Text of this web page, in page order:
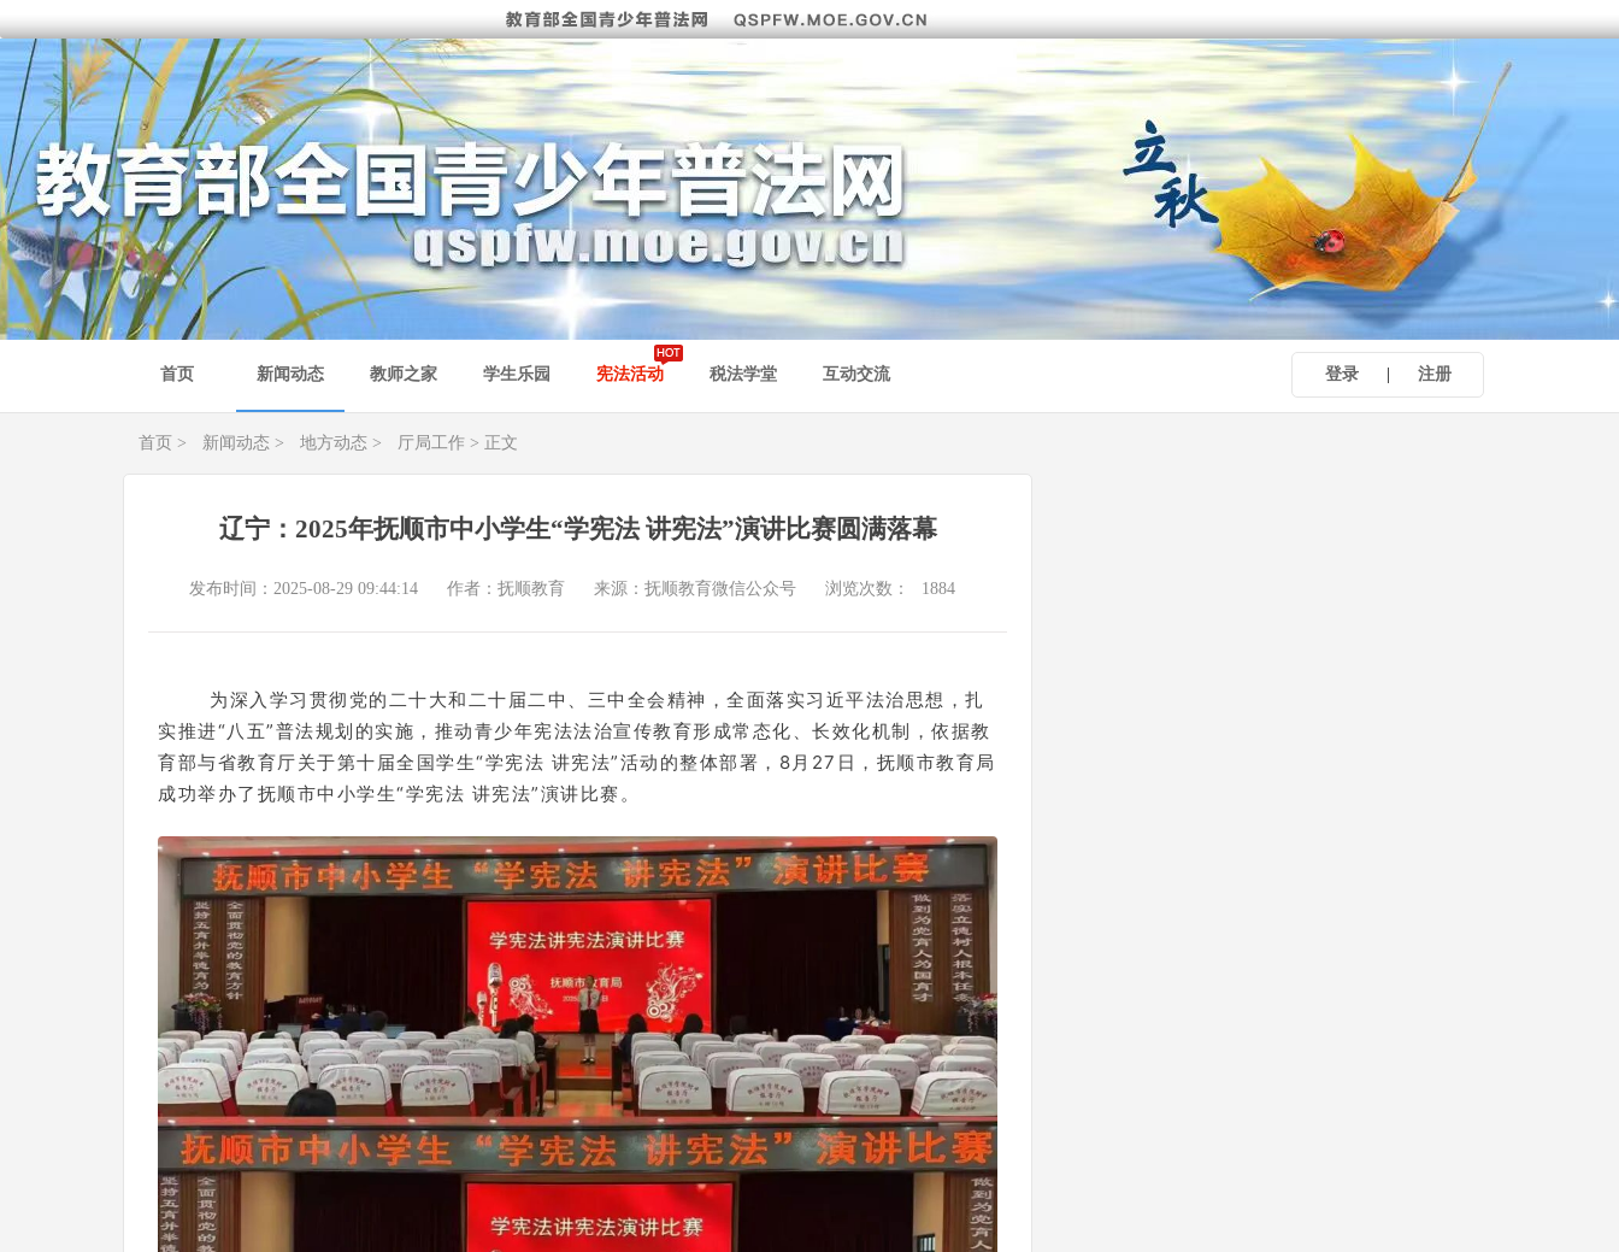
首页 新闻动态 教师之家 学生乐园 宪法活动 税法学堂 互动交流 登录 注册
首页 > 新闻动态 > 地方动态 > 厅局工作 > 正文
辽宁：2025年抚顺市中小学生“学宪法 讲宪法”演讲比赛圆满落幕
发布时间：2025-08-29 09:44:14 作者：抚顺教育 来源：抚顺教育微信公众号 浏览次数： 1884
为深入学习贯彻党的二十大和二十届二中、三中全会精神，全面落实习近平法治思想，扎
实推进“八五”普法规划的实施，推动青少年宪法法治宣传教育形成常态化、长效化机制，依据教
育部与省教育厅关于第十届全国学生“学宪法 讲宪法”活动的整体部署，8月27日，抚顺市教育局
成功举办了抚顺市中小学生“学宪法 讲宪法”演讲比赛。